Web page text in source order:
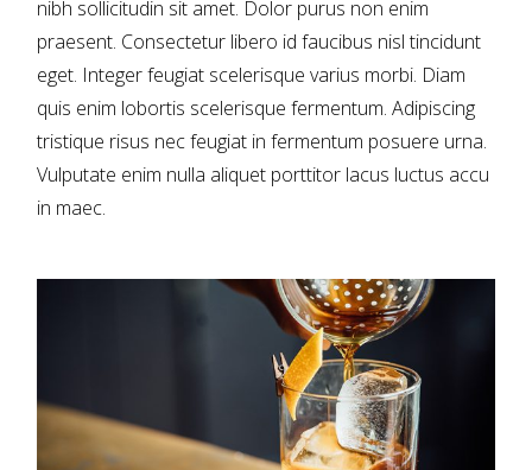
nibh sollicitudin sit amet. Dolor purus non enim
praesent. Consectetur libero id faucibus nisl tincidunt
eget. Integer feugiat scelerisque varius morbi. Diam
quis enim lobortis scelerisque fermentum. Adipiscing
tristique risus nec feugiat in fermentum posuere urna.
Vulputate enim nulla aliquet porttitor lacus luctus accu
in maec.